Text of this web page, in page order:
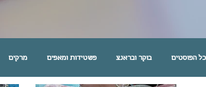
כל הפוסטים בוקר ובראנצ פשטידות ומאפים מרקים